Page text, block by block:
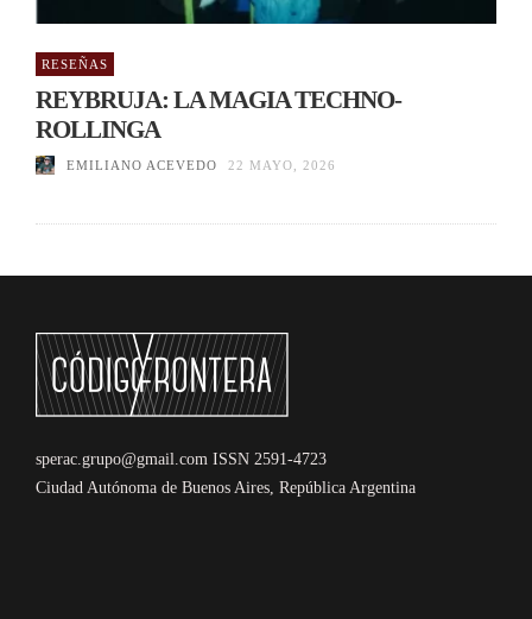
RESEÑAS
REYBRUJA: LA MAGIA TECHNO-
ROLLINGA
EMILIANO ACEVEDO 22 MAYO, 2026
sperac.grupo@gmail.com ISSN 2591-4723
Ciudad Autónoma de Buenos Aires, República Argentina